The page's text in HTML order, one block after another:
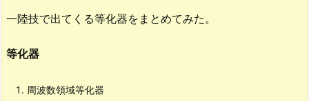
一陸技で出てくる等化器をまとめてみた。
等化器
周波数領域等化器